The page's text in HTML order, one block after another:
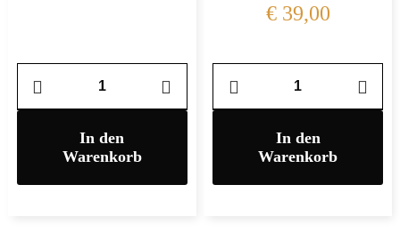
In den
Warenkorb
€39,00
In den
Warenkorb